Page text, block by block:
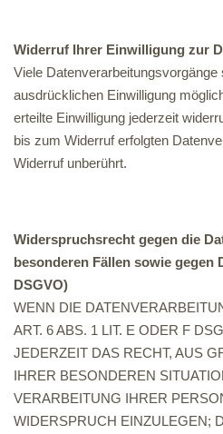
Widerruf Ihrer Einwilligung zur
Viele Datenverarbeitungsvorgänge
ausdrücklichen Einwilligung
erteilte Einwilligung jederzeit
bis zum Widerruf erfolgten
Widerruf unberührt.
Widerspruchsrecht gegen die
besonderen Fällen sowie gegen
DSGVO)
WENN DIE
ART. 6 ABS. 1 LIT. E ODER F
JEDERZEIT DAS RECHT, AUS
IHRER BESONDEREN
VERARBEITUNG IHRER
WIDERSPRUCH EINZULEGEN;